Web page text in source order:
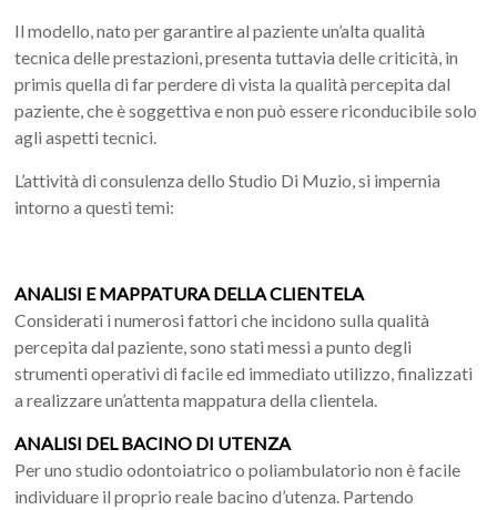
Il modello, nato per garantire al paziente un’alta qualità
tecnica delle prestazioni, presenta tuttavia delle criticità, in
primis quella di far perdere di vista la qualità percepita dal
paziente, che è soggettiva e non può essere riconducibile solo
agli aspetti tecnici.
L’attività di consulenza dello Studio Di Muzio, si impernia
intorno a questi temi:
ANALISI E MAPPATURA DELLA CLIENTELA
Considerati i numerosi fattori che incidono sulla qualità
percepita dal paziente, sono stati messi a punto degli
strumenti operativi di facile ed immediato utilizzo, finalizzati
a realizzare un’attenta mappatura della clientela.
ANALISI DEL BACINO DI UTENZA
Per uno studio odontoiatrico o poliambulatorio non è facile
individuare il proprio reale bacino d’utenza. Partendo